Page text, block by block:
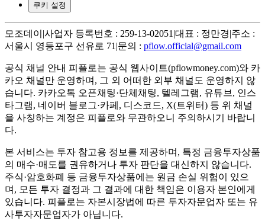
쿠키 설정
모조데이 |사업자 등록번호 : 259-13-02051 |대표 : 정만경|주소 :
서울시 영등포구 선유로 71 |문의 : pflow.official@gmail.com
공식 채널 안내 피플로는 공식 웹사이트(pflowmoney.com)와 카
카오 채널만 운영하며, 그 외 어떠한 외부 채널도 운영하지 않
습니다. 카카오톡 오픈채팅·단체채팅, 텔레그램, 유튜브, 인스
타그램, 네이버 블로그·카페, 디스코드, X(트위터) 등 위 채널
을 사칭하는 계정은 피플로와 무관하오니 주의하시기 바랍니
다.
본 서비스는 투자 참고용 정보를 제공하며, 특정 금융투자상품
의 매수·매도를 권유하거나 투자 판단을 대신하지 않습니다.
주식·암호화폐 등 금융투자상품에는 원금 손실 위험이 있으
며, 모든 투자 결정과 그 결과에 대한 책임은 이용자 본인에게
있습니다. 피플로는 자본시장법에 따른 투자자문업자 또는 유
사투자자문업자가 아닙니다.